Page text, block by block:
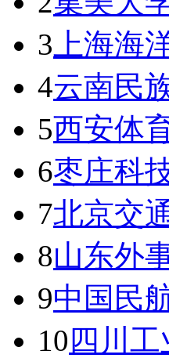
3 上海海
4云南民
5西安体
6枣庄科
7北京交
8山东外
9中国民
10 四川